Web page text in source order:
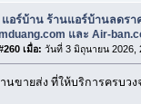
แอร์บ้าน ร้านแอร์บ้านลดรา
และ Air-
เมื่อ: วันที่ 3 มิถุนายน 2026,
นขายส่ง ที่ให้บริการครบว